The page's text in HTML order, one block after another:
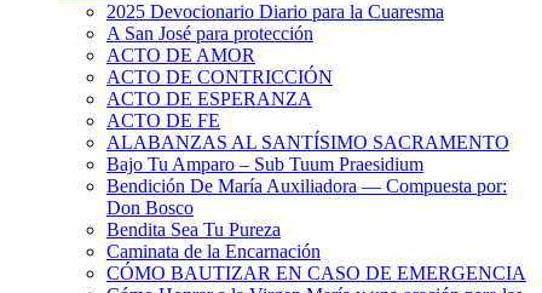
2025 Devocionario Diario para la Cuaresma
A San José para protección
ACTO DE AMOR
ACTO DE CONTRICCIÓN
ACTO DE ESPERANZA
ACTO DE FE
ALABANZAS AL SANTÍSIMO SACRAMENTO
Bajo Tu Amparo – Sub Tuum Praesidium
Bendición De María Auxiliadora — Compuesta por:
Don Bosco
Bendita Sea Tu Pureza
Caminata de la Encarnación
CÓMO BAUTIZAR EN CASO DE EMERGENCIA